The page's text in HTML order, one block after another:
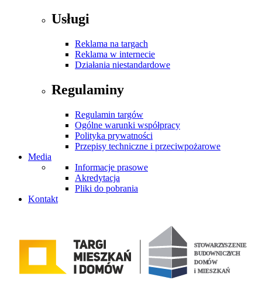
Usługi
Reklama na targach
Reklama w internecie
Działania niestandardowe
Regulaminy
Regulamin targów
Ogólne warunki współpracy
Polityka prywatności
Przepisy techniczne i przeciwpożarowe
Media
Informacje prasowe
Akredytacja
Pliki do pobrania
Kontakt